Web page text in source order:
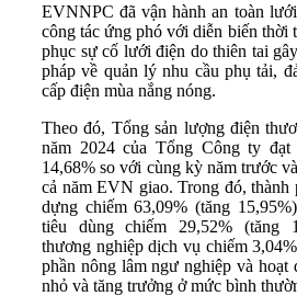
EVNNPC đã vận hành an toàn
công tác ứng phó với diễn biến thời
phục sự cố lưới điện do thiên tai
pháp về quản lý nhu cầu phụ tải,
cấp điện mùa nắng nóng.
Theo đó, Tổng sản lượng điện
năm 2024 của Tổng Công ty
14,68% so với cùng kỳ năm trước
cả năm EVN giao. Trong đó, thành
dựng chiếm 63,09% (tăng
tiêu dùng chiếm 29,52% (tăng
thương nghiệp dịch vụ chiếm
phần nông lâm ngư nghiệp và hoạt
nhỏ và tăng trưởng ở mức bình